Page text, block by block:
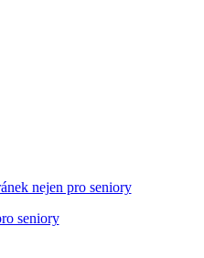
nejen pro seniory